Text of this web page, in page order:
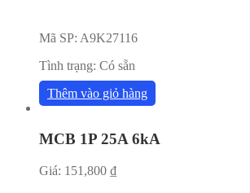
Mã SP: A9K27116
Tình trạng: Có sẵn
Thêm vào giỏ hàng
MCB 1P 25A 6kA
Giá: 151,800 ₫